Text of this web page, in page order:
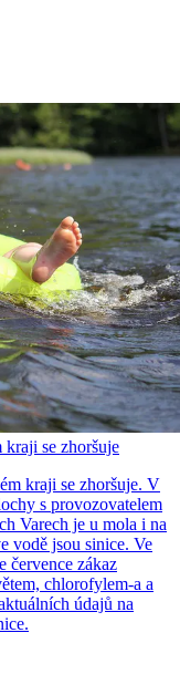
se zhoršuje
kraji se zhoršuje. V
s provozovatelem
Varech je u mola i na
vodě jsou sinice. Ve
července zákaz
chlorofylem-a a
údajů na